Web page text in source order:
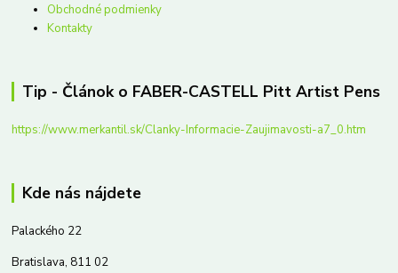
Obchodné podmienky
Kontakty
Tip - Článok o FABER-CASTELL Pitt Artist Pens
https://www.merkantil.sk/Clanky-Informacie-Zaujimavosti-a7_0.htm
Kde nás nájdete
Palackého 22
Bratislava, 811 02